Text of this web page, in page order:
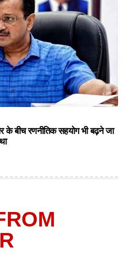
के बीच रणनीतिक सहयोग भी बढ़ने जा